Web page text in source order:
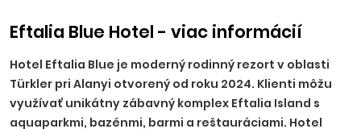
Eftalia Blue Hotel - viac informácií
Hotel Eftalia Blue je moderný rodinný rezort v oblasti
Türkler pri Alanyi otvorený od roku 2024. Klienti môžu
využívať unikátny zábavný komplex Eftalia Island s
aquaparkmi, bazénmi, barmi a reštauráciami. Hotel